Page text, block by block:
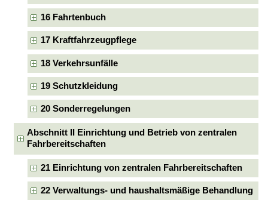
16 Fahrtenbuch
17 Kraftfahrzeugpflege
18 Verkehrsunfälle
19 Schutzkleidung
20 Sonderregelungen
Abschnitt II Einrichtung und Betrieb von zentralen
Fahrbereitschaften
21 Einrichtung von zentralen Fahrbereitschaften
22 Verwaltungs- und haushaltsmäßige Behandlung